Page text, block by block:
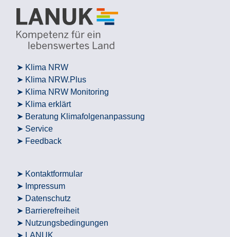
Klima NRW
Klima NRW.Plus
Klima NRW Monitoring
Klima erklärt
Beratung Klimafolgenanpassung
Service
Feedback
Kontaktformular
Impressum
Datenschutz
Barrierefreiheit
Nutzungsbedingungen
LANUK